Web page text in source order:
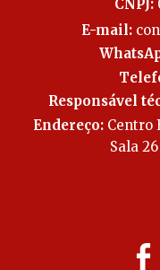
CNPJ:
E-mail:
Responsável
Endereço:Centro
Sala